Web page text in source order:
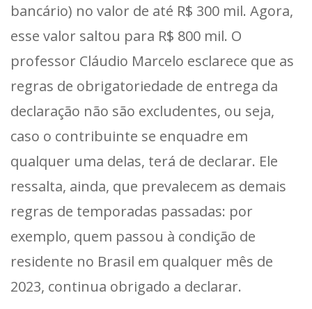
bancário) no valor de até R$ 300 mil. Agora,
esse valor saltou para R$ 800 mil. O
professor Cláudio Marcelo esclarece que as
regras de obrigatoriedade de entrega da
declaração não são excludentes, ou seja,
caso o contribuinte se enquadre em
qualquer uma delas, terá de declarar. Ele
ressalta, ainda, que prevalecem as demais
regras de temporadas passadas: por
exemplo, quem passou à condição de
residente no Brasil em qualquer mês de
2023, continua obrigado a declarar.